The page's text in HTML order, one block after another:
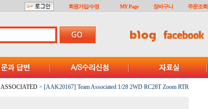
회원가입/수정 MY Page 장바구니 주문조회
ASSOCIATED > [AAK20167] Team Associated 1/28 2WD RC28T Zoom RTR